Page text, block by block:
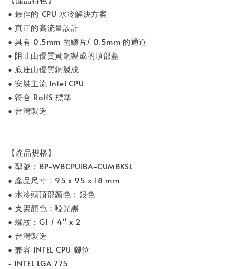
● 最佳的 CPU 水冷解決方案
● 真正的高流量設計
● 具有 0.5mm 的鰭片/ 0.5mm 的通道
● 阻止由優質黃銅製成的頂部蓋
● 底座由優質銅製成
● 安裝主流 Intel CPU
● 符合 RoHS 標準
● 台灣製造
【產品規格】
● 型號：BP-WBCPUIBA-CUMBKSL
● 產品尺寸：95 x 95 x 18 mm
● 水冷頭頂部顏色：銀色
● 支架顏色：啞光黑
● 螺紋：G1 / 4“ x 2
● 台灣製造
● 兼容 INTEL CPU 腳位
- INTEL LGA 775